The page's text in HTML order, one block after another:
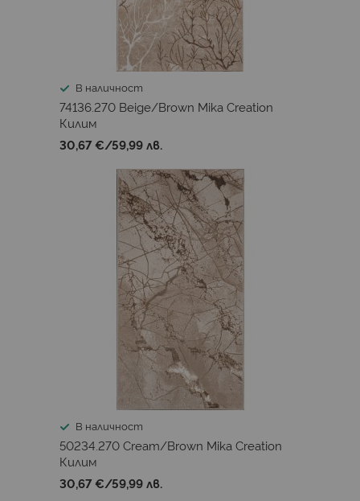
В наличност
74136.270 Beige/Brown Mika Creation
Килим
30,67 €/59,99 лв.
В наличност
50234.270 Cream/Brown Mika Creation
Килим
30,67 €/59,99 лв.